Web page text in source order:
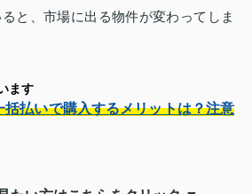
と、市場に出る物件が変わってしま
ます
括払いで購入するメリットは？注意